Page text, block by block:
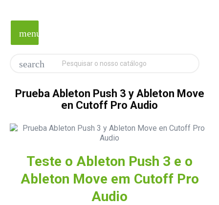
menu
search
Prueba Ableton Push 3 y Ableton Move
en Cutoff Pro Audio
Teste o Ableton Push 3 e o
Ableton Move em Cutoff Pro
Audio